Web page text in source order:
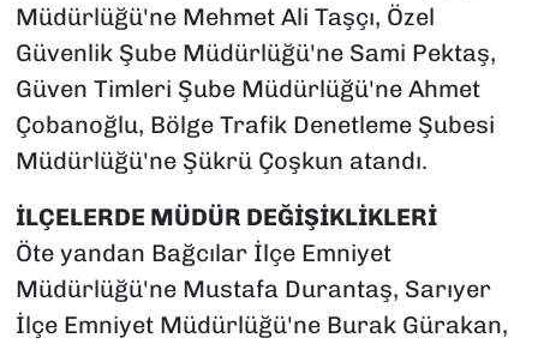
Müdürlüğü'ne Mehmet Ali Taşçı, Özel
Güvenlik Şube Müdürlüğü'ne Sami Pektaş,
Güven Timleri Şube Müdürlüğü'ne Ahmet
Çobanoğlu, Bölge Trafik Denetleme Şubesi
Müdürlüğü'ne Şükrü Çoşkun atandı.
İLÇELERDE MÜDÜR DEĞİŞİKLİKLERİ
Öte yandan Bağcılar İlçe Emniyet
Müdürlüğü'ne Mustafa Durantaş, Sarıyer
İlçe Emniyet Müdürlüğü'ne Burak Gürakan,